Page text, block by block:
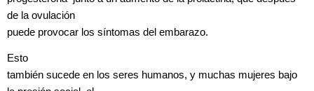
de la ovulación
puede provocar los síntomas del embarazo.
Esto
también sucede en los seres humanos, y muchas mujeres bajo